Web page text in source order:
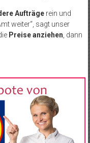
Aufträgerein und
weiter“, sagt unser
Preise anziehen , dann